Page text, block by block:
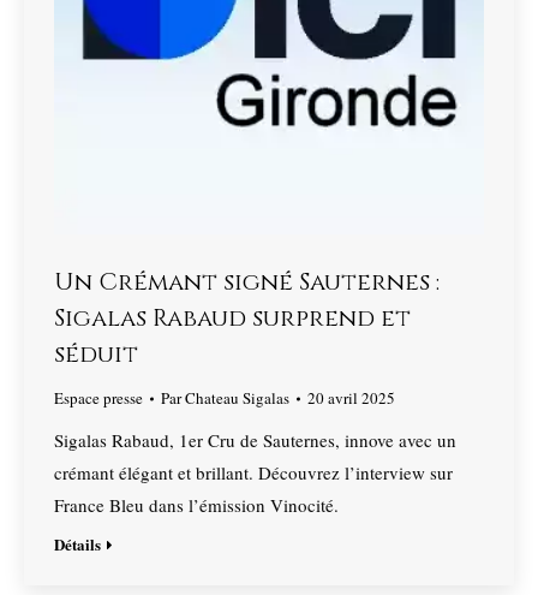
Un Crémant signé Sauternes :
Sigalas Rabaud surprend et
séduit
Espace presse ParChateau Sigalas 20 avril 2025
Sigalas Rabaud, 1er Cru de Sauternes, innove avec un
crémant élégant et brillant. Découvrez l’interview sur
France Bleu dans l’émission Vinocité.
Détails